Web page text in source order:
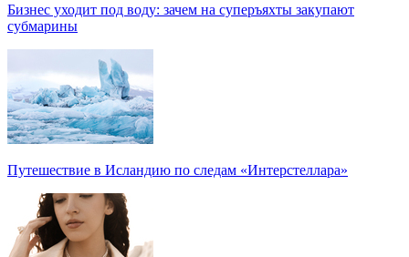
Бизнес уходит под воду: зачем на суперъяхты закупают
субмарины
Путешествие в Исландию по следам «Интерстеллара»